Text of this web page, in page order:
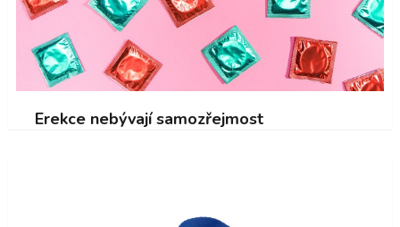
Erekce nebývají samozřejmost